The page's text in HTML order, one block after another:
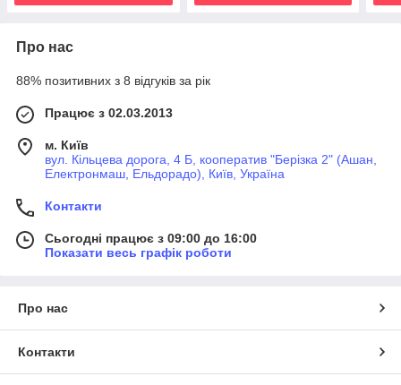
Про нас
88% позитивних з 8 відгуків за рік
Працює з 02.03.2013
м. Київ
вул. Кільцева дорога, 4 Б, кооператив "Берізка 2" (Ашан,
Електронмаш, Ельдорадо), Київ, Україна
Контакти
Сьогодні працює з 09:00 до 16:00
Показати весь графік роботи
Про нас
Контакти